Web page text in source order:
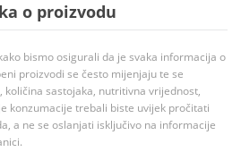
o proizvodu
bismo osigurali da je svaka informacija o
proizvodi se često mijenjaju te se
sastojaka, nutritivna vrijednost,
konzumacije trebali biste uvijek pročitati
a ne se oslanjati isključivo na informacije